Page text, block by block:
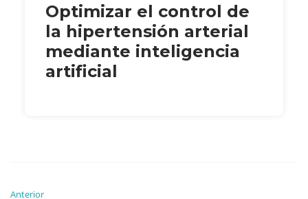
Optimizar el control de
la hipertensión arterial
mediante inteligencia
artificial
Anterior